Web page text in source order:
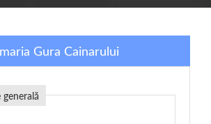
Gura Cainarului
generală